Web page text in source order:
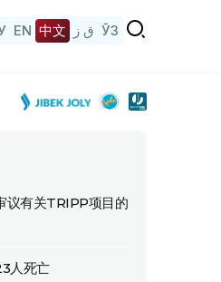
EN 中文 ق ز ЎЗ
议有关TRIPP项目的
人死亡